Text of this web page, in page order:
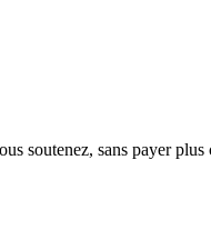
soutenez, sans payer plus